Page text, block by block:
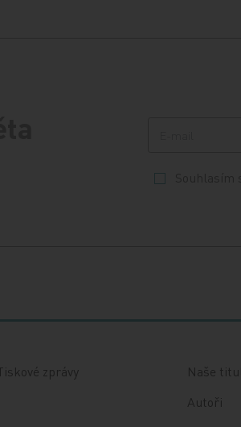
zprávy
Naše
Autoři